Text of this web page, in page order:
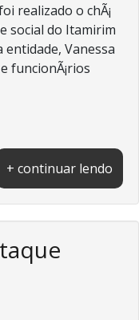
realizado o chÃ¡
social do Itamirim
entidade, Vanessa
funcionÃ¡rios
+ continuar lendo